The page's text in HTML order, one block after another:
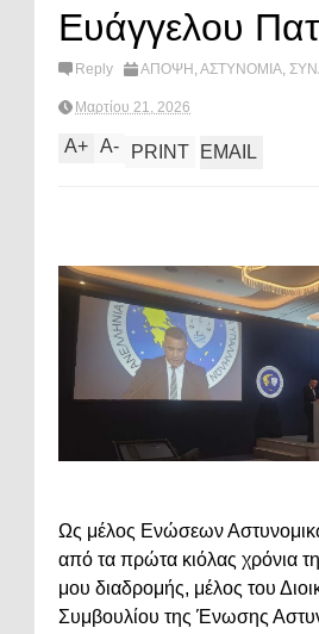
Ευάγγελου
Reply ΑΠΟΨΗ ,ΑΣΤΥΝΟΜΙΑ,
Μαρτίου 21, 2026
A+ A- PRINT EMAIL
Ως μέλος Ενώσεων
από τα πρώτα κιόλας χρόνια
μου διαδρομής, μέλος του
Συμβουλίου της Ένωσης